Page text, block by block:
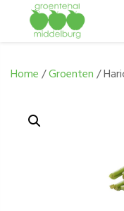
Home/Groenten/